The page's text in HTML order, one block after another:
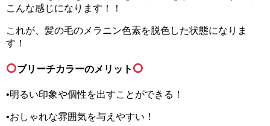
こんな感じになります！！
これが、髪の毛のメラニン色素を脱色した状態になりま
す！
ブリーチカラーのメリット
•明るい印象や個性を出すことができる！
•おしゃれな雰囲気を与えやすい！